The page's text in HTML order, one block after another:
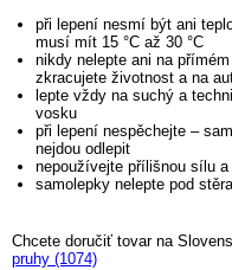
při lepení nesmí být ani
musí mít 15 °C až 30 °C
nikdy nelepte ani na
zkracujete životnost a na
lepte vždy na suchý a
vosku
při lepení nespěchejte –
nejdou odlepit
nepoužívejte přílišnou sílu
samolepky nelepte pod
Chcete doručiť tovar na
pruhy (1074)